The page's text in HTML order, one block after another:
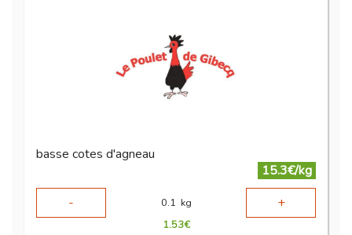
basse cotes d'agneau
15.3€/kg
-
0.1 kg +
1.53€